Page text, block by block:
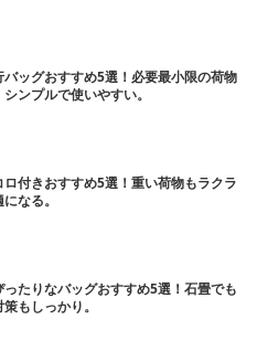
バッグおすすめ5選！必要最小限の荷物
ンプルで使いやすい。
付きおすすめ5選！重い荷物もラクラ
なる。
たりなバッグおすすめ5選！石畳でも
もしっかり。